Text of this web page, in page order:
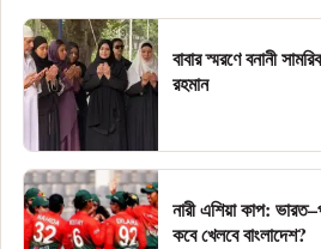
বাবার স্মরণে বনানী
রহমান
নারী এশিয়া কাপ:
কবে খেলবে বাংলাদেশ?